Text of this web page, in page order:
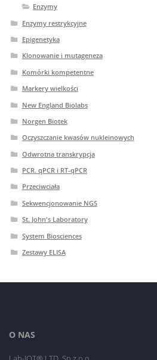
Enzymy
Enzymy restrykcyjne
Epigenetyka
Klonowanie i mutageneza
Komórki kompetentne
Markery wielkości
New England Biolabs
Norgen Biotek
Oczyszczanie kwasów nukleinowych
Odwrotna transkrypcja
PCR. qPCR i RT-qPCR
Przeciwciała
Sekwencjonowanie NGS
St. John's Laboratory
System Biosciences
Zestawy ELISA
O NAS